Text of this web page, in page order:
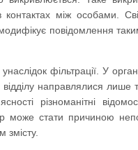
між особами.
повідомлення
фільтрації. У
направлялися лише
різноманітні
може стати причиною
змісту.